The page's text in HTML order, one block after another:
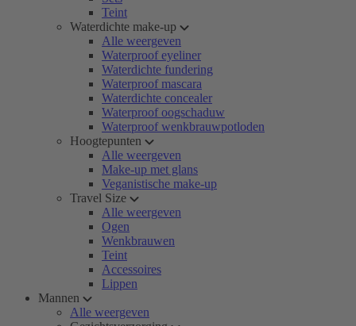
Teint
Waterdichte make-up
Alle weergeven
Waterproof eyeliner
Waterdichte fundering
Waterproof mascara
Waterdichte concealer
Waterproof oogschaduw
Waterproof wenkbrauwpotloden
Hoogtepunten
Alle weergeven
Make-up met glans
Veganistische make-up
Travel Size
Alle weergeven
Ogen
Wenkbrauwen
Teint
Accessoires
Lippen
Mannen
Alle weergeven